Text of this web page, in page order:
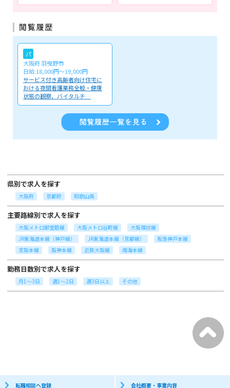
パ
大阪府 羽曳野市
日給:18,000円〜19,000円
サービス付き高齢者向け住宅に
おける夜間看護業務全般・健康
状態の観察、バイタルチ…
県別で求人を探す
大阪府 京都府 和歌山県
主要路線別で求人を探す
大阪メトロ御堂筋線 大阪メトロ谷町線
大阪環状線
JR東海道本線（神戸線）
JR東海道本線（京都線）
阪急神戸本線
京阪本線
阪神本線 近鉄大阪線 南海本線
勤務日数別で求人を探す
月1～3日 週1～2日 週3日以上 その他
転職相談へ登録 会社概要・事業内容